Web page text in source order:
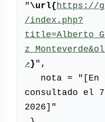
"\url{ https://
/index.php?
↗(enlace
externo)
}",
consultado el
2026]"